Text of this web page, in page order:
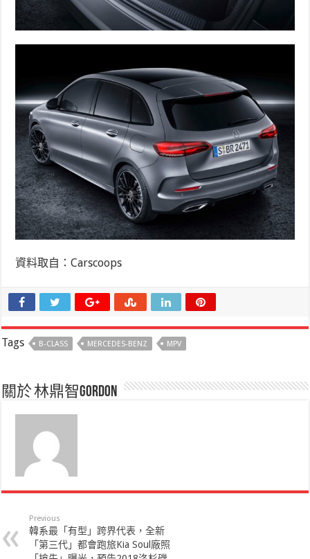
資料取自：Carscoops
Tags B-CLASS MERCEDES-BENZ MPV
關於 林鼎智Gordon
Previous
韓系最「有型」跨界代表，全新
「第三代」都會跑旅Kia Soul廠照